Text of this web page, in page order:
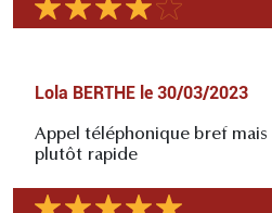
Lola BERTHE le 30/03/2023
Appel téléphonique bref
plutôt rapide